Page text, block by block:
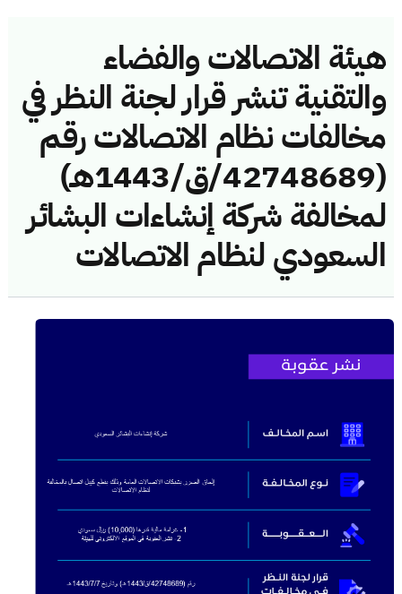
هيئة الاتصالات والفضاء
والتقنية تنشر قرار لجنة النظر في
مخالفات نظام الاتصالات رقم
(42748689/ق/1443هـ)
لمخالفة شركة إنشاءات البشائر
السعودي لنظام الاتصالات